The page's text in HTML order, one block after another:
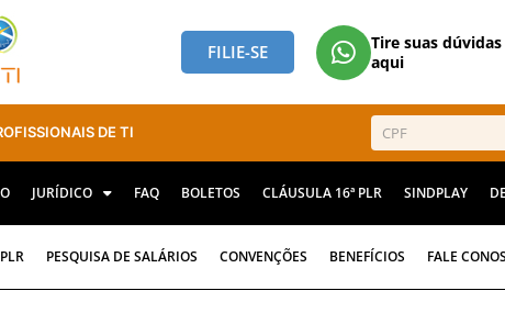
FILIE-SE
Tire suas dúvidas
aqui
DE TI
JURÍDICO FAQ BOLETOS CLÁUSULA 16ª PLR SINDPLAY
PLR PESQUISA DE SALÁRIOS CONVENÇÕES BENEFÍCIOS FALE